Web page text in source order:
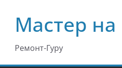
содержимому
Мастер на
Ремонт-Гуру